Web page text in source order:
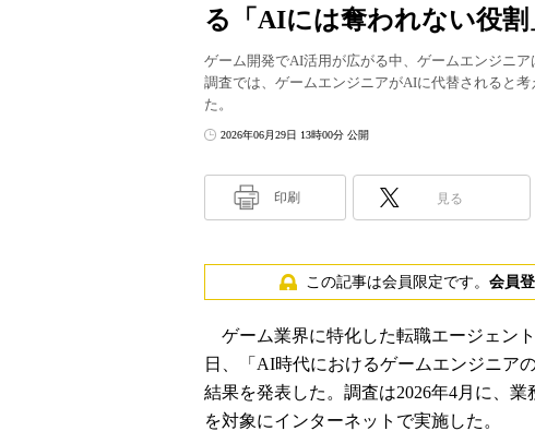
る「AIには奪われない役割
ゲーム開発でAI活用が広がる中、ゲームエンジニ
調査では、ゲームエンジニアがAIに代替されると
た。
2026年06月29日 13時00分 公開
印刷 見る
この記事は会員限定です。 会員登
ゲーム業界に特化した転職エージェント
日、「AI時代におけるゲームエンジニア
結果を発表した。調査は2026年4月に、
を対象にインターネットで実施した。